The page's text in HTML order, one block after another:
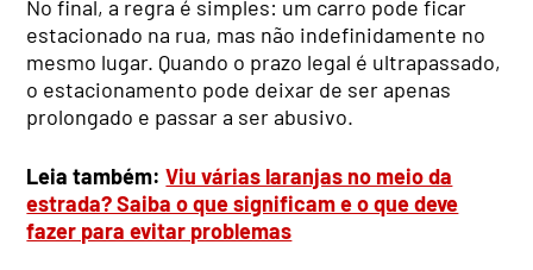
No final, a regra é simples: um carro pode ficar
estacionado na rua, mas não indefinidamente no
mesmo lugar. Quando o prazo legal é ultrapassado,
o estacionamento pode deixar de ser apenas
prolongado e passar a ser abusivo.
Leia também:Viu várias laranjas no meio da
estrada? Saiba o que significam e o que deve
fazer para evitar problemas